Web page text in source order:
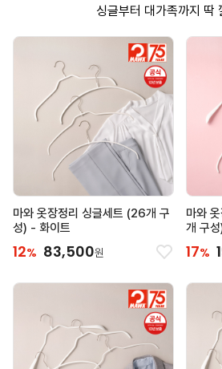
싱글부터 대가족까지 딱
마와 옷장정리 싱글세트 (26개 구
성) - 화이트
12% 83,500원
마와
개 구
17%